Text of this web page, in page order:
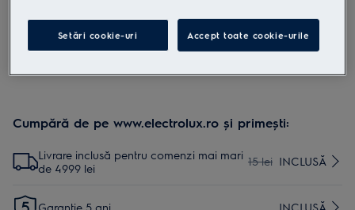
Instrucţiunile de siguranţă și avertismentele de siguranţă
conform regulamentului UE 2023/988 sunt enumerate în
capitolele 1 și 2 din manualul de utilizare. Pentru utilizarea în
siguranţă a produsului, citește manualul de utilizare complet.
Cumpără de pe www.electrolux.ro și primești:
Livrare inclusă pentru comenzi mai mari
de 4999 lei
15 lei INCLUSĂ
Garanţie 5 ani INCLUSĂ
Setări cookie-uri Accept toate cookie-urile